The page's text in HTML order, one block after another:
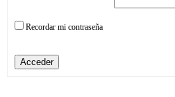
Recordar mi contraseña
Acceder